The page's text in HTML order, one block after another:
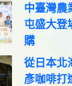
中臺灣農
屯盛大登
購
從日本
彥咖啡打